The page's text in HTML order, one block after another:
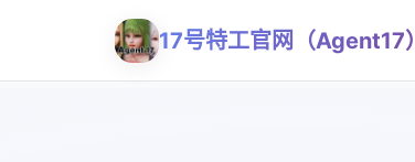
17号特工官网（Agent17）